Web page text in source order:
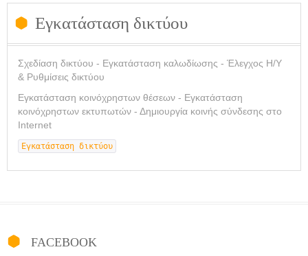
Εγκατάσταση δικτύου
Σχεδίαση δικτύου - Εγκατάσταση καλωδίωσης - Έλεγχος Η/Υ
& Ρυθμίσεις δικτύου
Εγκατάσταση κοινόχρηστων θέσεων - Εγκατάσταση
κοινόχρηστων εκτυπωτών - Δημιουργία κοινής σύνδεσης στο
Internet
Εγκατάσταση δικτύου
FACEBOOK